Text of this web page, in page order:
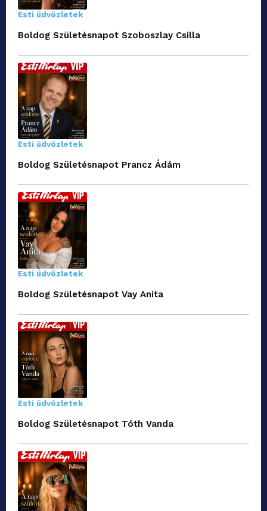
Esti üdvözletek
Boldog Születésnapot Szoboszlay Csilla
Esti üdvözletek
Boldog Születésnapot Prancz Ádám
Esti üdvözletek
Boldog Születésnapot Vay Anita
Esti üdvözletek
Boldog Születésnapot Tóth Vanda